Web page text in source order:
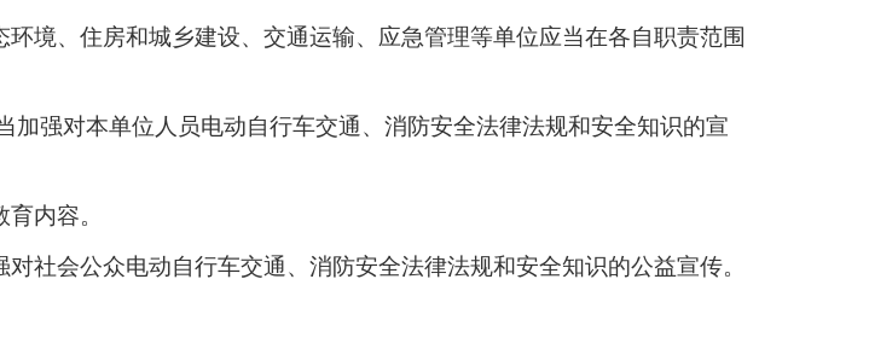
境、住房和城乡建设、交通运输、应急管理等单位应当在各自职责范围
强对本单位人员电动自行车交通、消防安全法律法规和安全知识的宣
内容。
社会公众电动自行车交通、消防安全法律法规和安全知识的公益宣传。